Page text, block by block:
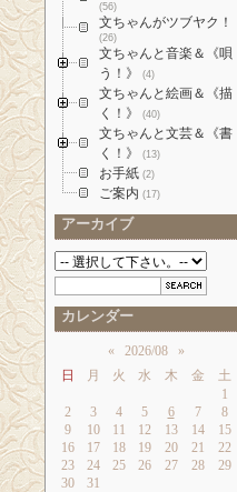
(56)
文ちゃんがツブヤク！
(26)
文ちゃんと音楽＆《唄
う！》
(4)
文ちゃんと絵画＆《描
く！》
(40)
文ちゃんと文芸＆《書
く！》
(13)
お手紙 (2)
ご案内 (17)
アーカイブ
カレンダー
« 2026/08
»
日
月 火 水 木 金
土
1
2
3 4 5 6 7
8
9
10 11 12 13 14
15
16
17 18 19 20 21
22
23
24 25 26 27 28
29
30
31